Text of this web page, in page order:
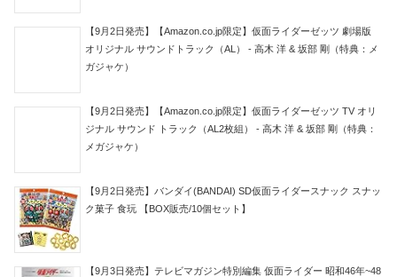
【9月2日発売】【Amazon.co.jp限定】仮面ライダーゼッツ 劇場版
オリジナル サウンドトラック（AL） - 高木 洋 & 坂部 剛（特典：メ
ガジャケ）
【9月2日発売】【Amazon.co.jp限定】仮面ライダーゼッツ TV オリ
ジナル サウンド トラック（AL2枚組） - 高木 洋 & 坂部 剛（特典：
メガジャケ）
【9月2日発売】バンダイ(BANDAI) SD仮面ライダースナック スナッ
ク菓子 食玩 【BOX販売/10個セット】
【9月3日発売】テレビマガジン特別編集 仮面ライダー 昭和46年~48